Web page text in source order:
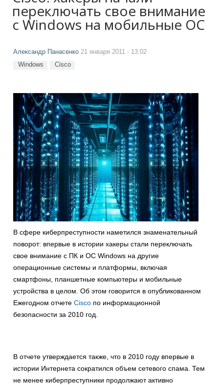
переключать свое внимание
с Windows на мобильные ОС
Александр Панасенко 21 января 2011 - 13:02
Windows Cisco
В сфере киберпреступности наметился знаменательный
поворот: впервые в истории хакеры стали переключать
свое внимание с ПК и ОС Windows на другие
операционные системы и платформы, включая
смартфоны, планшетные компьютеры и мобильные
устройства в целом. Об этом говорится в опубликованном
Ежегодном отчете Cisco по информационной
безопасности за 2010 год.
В отчете утверждается также, что в 2010 году впервые в
истории Интернета сократился объем сетевого спама. Тем
не менее киберпреступники продолжают активно